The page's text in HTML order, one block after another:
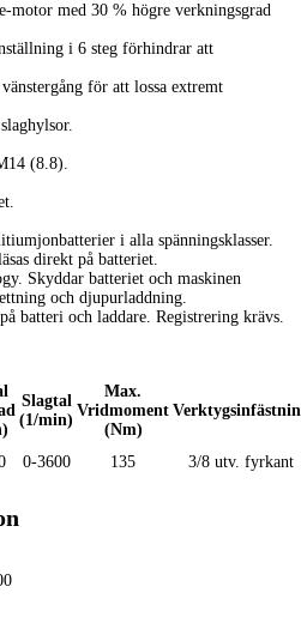
motor med 30 % högre verkningsgrad
i 6 steg förhindrar att
för att lossa extremt
(8.8).
i alla spänningsklasser.
direkt på batteriet.
Skyddar batteriet och maskinen
och djupurladdning.
batteri och laddare. Registrering krävs.
Slagtal
(1/min)
Max.
Vridmoment
(Nm)
0-3600 135 3/8 utv. fyrkant